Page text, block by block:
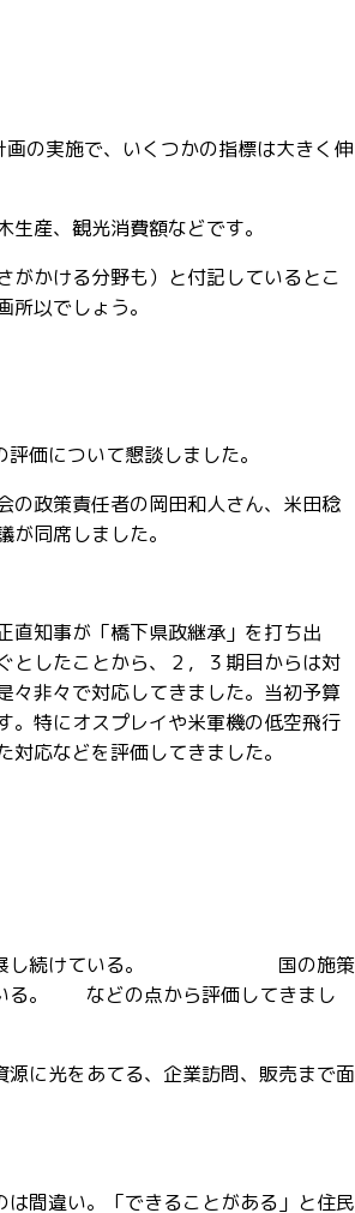
の実施で、いくつかの指標は大きく伸
生産、観光消費額などです。
がかける分野も）と付記しているとこ
所以でしょう。
価について懇談しました。
の政策責任者の岡田和人さん、米田稔
が同席しました。
直知事が「橋下県政継承」を打ち出
としたことから、２，３期目からは対
々非々で対応してきました。当初予算
。特にオスプレイや米軍機の低空飛行
対応などを評価してきました。
向で発展し続けている。 国の施策
る。 などの点から評価してきまし
に光をあてる、企業訪問、販売まで面
間違い。「できることがある」と住民